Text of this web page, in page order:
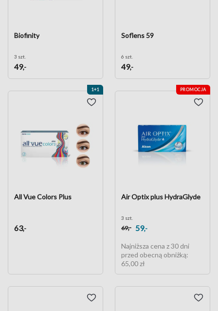
Biofinity
3 szt.
49,-
Soflens 59
6 szt.
49,-
1+1
All Vue Colors Plus
63,-
PROMOCJA
Air Optix plus HydraGlyde
3 szt.
69,- 59,-
Najniższa cena z 30 dni
przed obecną obniżką:
65,00 zł